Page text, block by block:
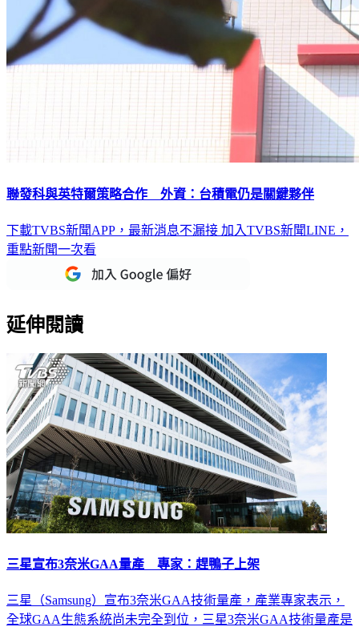
聯發科與英特爾策略合作 外資：台積電仍是關鍵夥伴
下載TVBS新聞APP，最新消息不漏接 加入TVBS新聞LINE，
重點新聞一次看
延伸閱讀
三星宣布3奈米GAA量產 專家：趕鴨子上架
三星（Samsung）宣布3奈米GAA技術量產，產業專家表示，
全球GAA生態系統尚未完全到位，三星3奈米GAA技術量產是